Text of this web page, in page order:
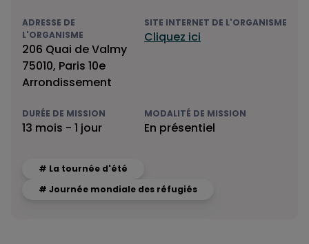
ADRESSE DE
L'ORGANISME
206 Quai de Valmy
75010, Paris 10e
Arrondissement
SITE INTERNET DE L'ORGANISME
Cliquez ici
DURÉE DE MISSION
13 mois - 1 jour
MODALITÉ DE MISSION
En présentiel
# La tournée d'été
# Journée mondiale des réfugiés